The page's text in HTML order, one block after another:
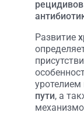
Развитие
уротелием
пути, а